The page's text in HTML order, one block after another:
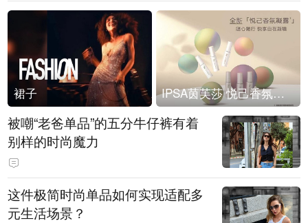
裙子 IPSA茵芙莎 悦己香氛凝露上市
被嘲“老爸单品”的五分牛仔裤有着
别样的时尚魔力
这件极简时尚单品如何实现适配多
元生活场景？